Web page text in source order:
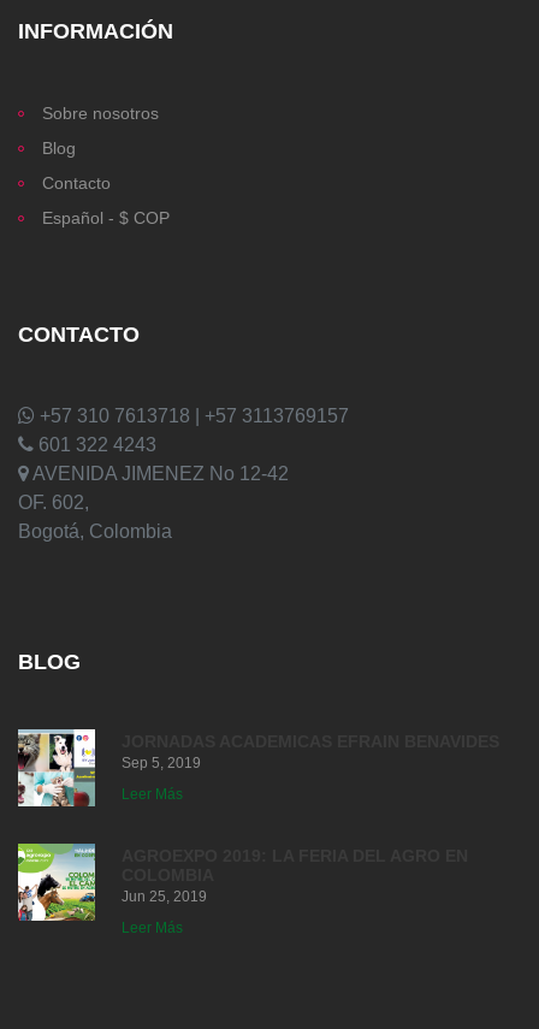
INFORMACIÓN
Sobre nosotros
Blog
Contacto
Español - $ COP
CONTACTO
+57 310 7613718 | +57 3113769157
601 322 4243
AVENIDA JIMENEZ No 12-42
OF. 602,
Bogotá, Colombia
BLOG
Sep 5, 2019
Leer Más
Jun 25, 2019
Leer Más